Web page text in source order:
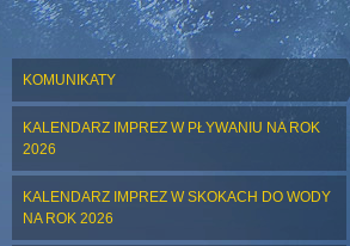
KOMUNIKATY
KALENDARZ IMPREZ W PŁYWANIU NA ROK
2026
KALENDARZ IMPREZ W SKOKACH DO WODY
NA ROK 2026